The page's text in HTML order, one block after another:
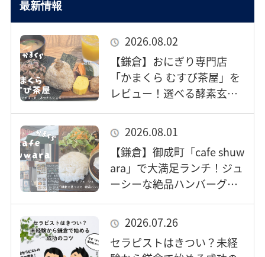
最新情報
2026.08.02
【鎌倉】おにぎり専門店
「かまくら むすび茶屋」を
レビュー！選べる酵素玄米
2026.08.01
【鎌倉】御成町「cafe shuw
ara」で大満足ランチ！ジュ
ーシーな絶品ハンバーグ定
2026.07.26
セラピストはきつい？未経